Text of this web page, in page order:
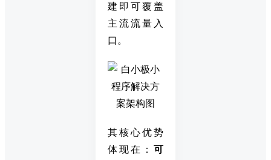
建即可覆盖
主流流量入
口。
其核心优势
体现在： 可